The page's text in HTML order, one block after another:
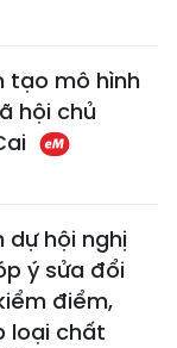
tạo mô hình
hội chủ
dự hội nghị
ý sửa đổi
điểm,
loại chất